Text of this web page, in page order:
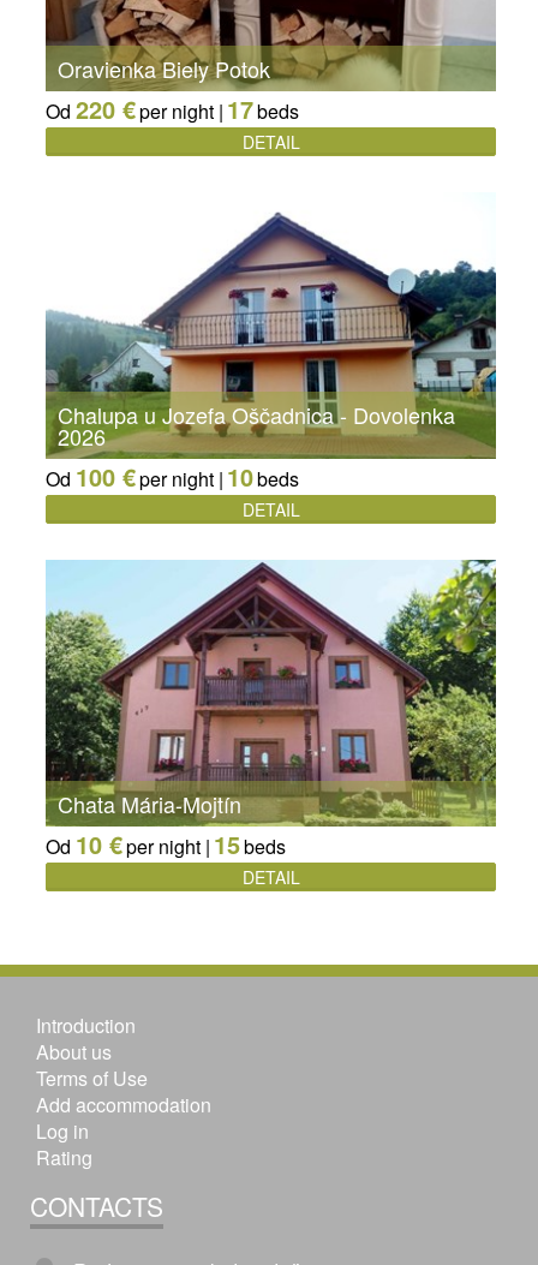
Oravienka Biely Potok
Od 220 €per night | 17beds
DETAIL
Chalupa u Jozefa Oščadnica - Dovolenka
2026
Od 100 €per night | 10beds
DETAIL
Chata Mária-Mojtín
Od 10 €per night | 15beds
DETAIL
Introduction
About us
Terms of Use
Add accommodation
Log in
Rating
CONTACTS